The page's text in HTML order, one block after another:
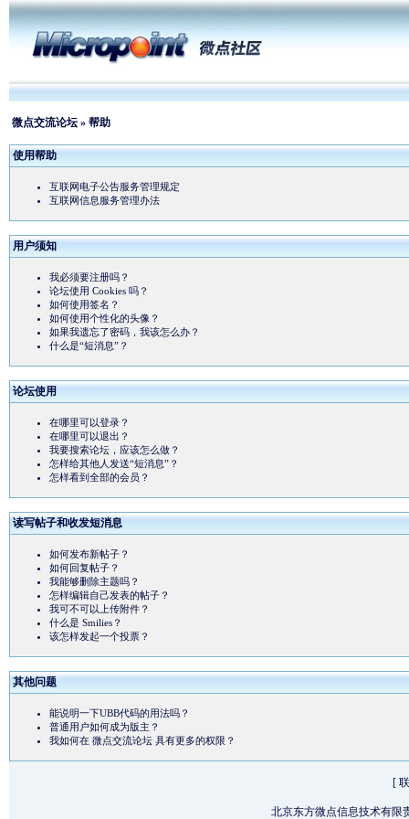
微点交流论坛 » 帮助
使用帮助
互联网电子公告服务管理规定
互联网信息服务管理办法
用户须知
我必须要注册吗？
论坛使用 Cookies 吗？
如何使用签名？
如何使用个性化的头像？
如果我遗忘了密码，我该怎么办？
什么是“短消息”？
论坛使用
在哪里可以登录？
在哪里可以退出？
我要搜索论坛，应该怎么做？
怎样给其他人发送“短消息”？
怎样看到全部的会员？
读写帖子和收发短消息
如何发布新帖子？
如何回复帖子？
我能够删除主题吗？
怎样编辑自己发表的帖子？
我可不可以上传附件？
什么是 Smilies？
该怎样发起一个投票？
其他问题
能说明一下UBB代码的用法吗？
普通用户如何成为版主？
我如何在 微点交流论坛 具有更多的权限？
[
北京东方微点信息技术有限